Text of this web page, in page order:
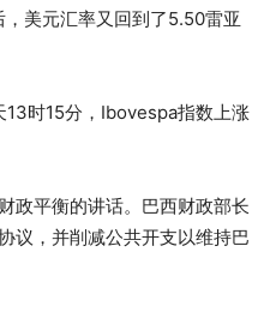
美元汇率又回到了5.50雷亚
时15分，Ibovespa指数上涨
政平衡的讲话。巴西财政部长
议，并削减公共开支以维持巴